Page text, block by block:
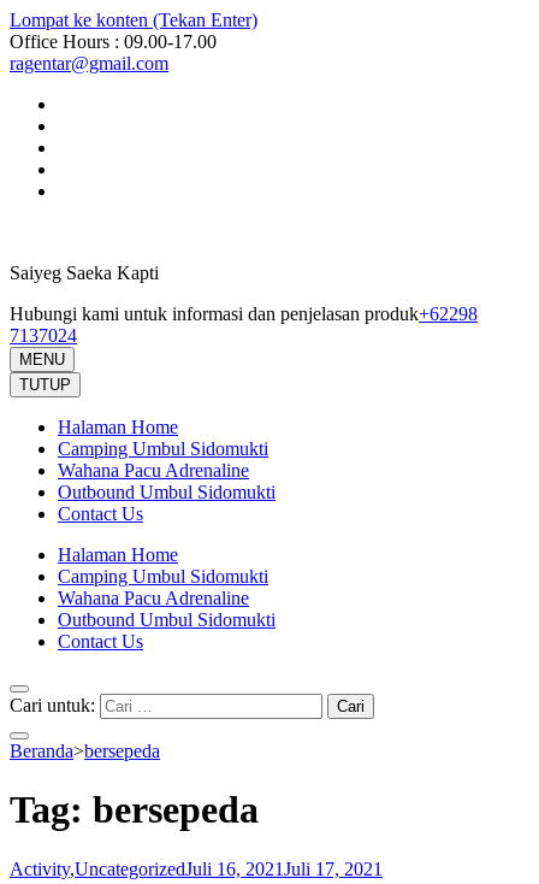
Lompat ke konten (Tekan Enter)
Office Hours : 09.00-17.00
ragentar@gmail.com
Saiyeg Saeka Kapti
Hubungi kami untuk informasi dan penjelasan produk+62298
7137024
MENU
TUTUP
Halaman Home
Camping Umbul Sidomukti
Wahana Pacu Adrenaline
Outbound Umbul Sidomukti
Contact Us
Halaman Home
Camping Umbul Sidomukti
Wahana Pacu Adrenaline
Outbound Umbul Sidomukti
Contact Us
Cari untuk:
Beranda>bersepeda
Tag: bersepeda
Activity,UncategorizedJuli 16, 2021Juli 17, 2021